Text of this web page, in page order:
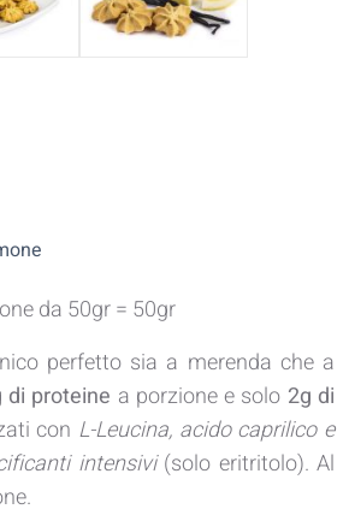
da 50gr = 50gr
perfetto sia a merenda che a
di proteine a porzione e solo 2g di
con L-Leucina, acido caprilico e
intensivi(solo eritritolo). Al